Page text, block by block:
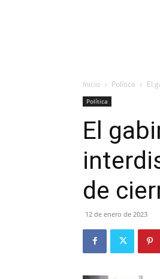
Inicio Política El
Política
El
de
12 de enero de 2023